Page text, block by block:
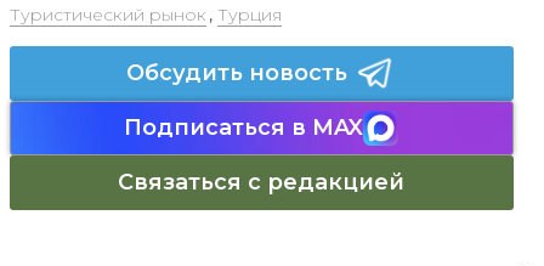
Туристический рынок , Турция
Обсудить новость
Подписаться в MAX
Связаться с редакцией